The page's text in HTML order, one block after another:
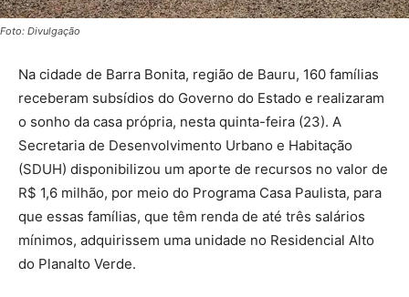
Foto: Divulgação
Na cidade de Barra Bonita, região de Bauru, 160 famílias
receberam subsídios do Governo do Estado e realizaram
o sonho da casa própria, nesta quinta-feira (23). A
Secretaria de Desenvolvimento Urbano e Habitação
(SDUH) disponibilizou um aporte de recursos no valor de
R$ 1,6 milhão, por meio do Programa Casa Paulista, para
que essas famílias, que têm renda de até três salários
mínimos, adquirissem uma unidade no Residencial Alto
do Planalto Verde.